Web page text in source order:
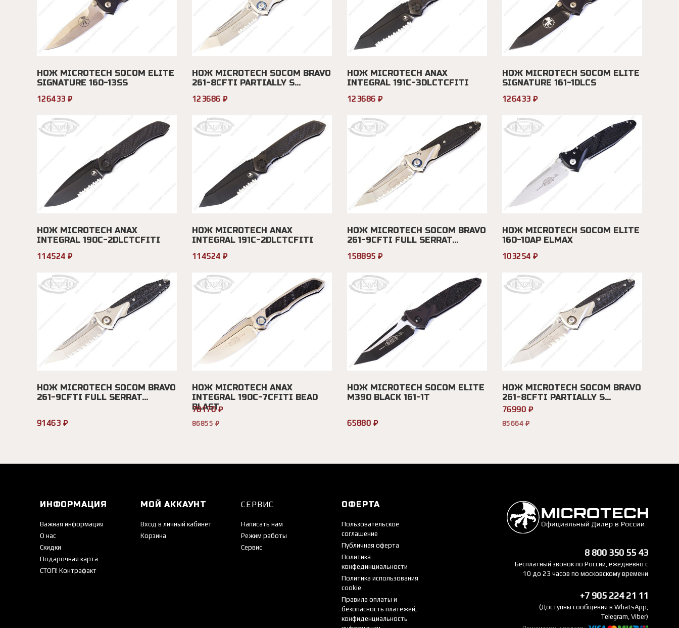
НОЖ MICROTECH SOCOM ELITE
SIGNATURE 160-13SS
126433 ₽
НОЖ MICROTECH SOCOM BRAVO
261-8CFTI PARTIALLY S...
123686 ₽
НОЖ MICROTECH ANAX
INTEGRAL 191C-3DLCTCFITI
123686 ₽
НОЖ MICROTECH SOCOM ELITE
SIGNATURE 161-1DLCS
126433 ₽
НОЖ MICROTECH ANAX
INTEGRAL 190C-2DLCTCFITI
114524 ₽
НОЖ MICROTECH ANAX
INTEGRAL 191C-2DLCTCFITI
114524 ₽
НОЖ MICROTECH SOCOM BRAVO
261-9CFTI FULL SERRAT...
158895 ₽
НОЖ MICROTECH SOCOM ELITE
160-10AP ELMAX
103254 ₽
НОЖ MICROTECH SOCOM BRAVO
261-9CFTI FULL SERRAT...
91463 ₽
НОЖ MICROTECH ANAX
INTEGRAL 190C-7CFITI BEAD
BLAST
78170 ₽
86855 ₽
НОЖ MICROTECH SOCOM ELITE
M390 BLACK 161-1T
65880 ₽
НОЖ MICROTECH SOCOM BRAVO
261-8CFTI PARTIALLY S...
76990 ₽
85664 ₽
ИНФОРМАЦИЯ
Важная информация
О нас
Скидки
Подарочная карта
СТОП! Контрафакт
МОЙ АККАУНТ
Вход в личный кабинет
Корзина
СЕРВИС
Написать нам
Режим работы
Сервис
ОФЕРТА
Пользовательское
соглашение
Публичная оферта
Политика
конфединциальности
Политика использования
cookie
Правила оплаты и
безопасность платежей,
конфиденциальность
8 800 350 55 43
Бесплатный звонок по России, ежедневно с
10 до 23 часов по московскому времени
+7 905 224 21 11
(Доступны сообщения в WhatsApp,
Telegram, Viber)